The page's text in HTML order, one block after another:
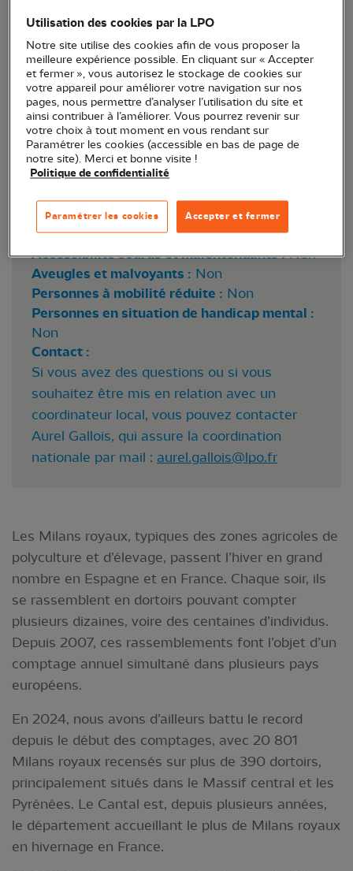
Crédit photo : Romain RIOLS
Prix :Gratuit
Accessibilité Handicapés :
Accessibilité sourds et malentendants : Non
Aveugles et malvoyants : Non
Personnes à mobilité réduite : Non
Personnes en situation de handicap mental :
Non
Contact :
Si vous avez des questions ou si vous
souhaitez être mis en relation avec un
coordinateur local, vous pouvez contacter
Aurel Gallois, qui assure la coordination
nationale par mail : aurel.gallois@lpo.fr
Les Milans royaux, typiques des zones agricoles de
polyculture et d’élevage, passent l’hiver en grand
nombre en Espagne et en France. Chaque soir, ils
se rassemblent en dortoirs pouvant compter
plusieurs dizaines, voire des centaines d’individus.
Depuis 2007, ces rassemblements font l’objet d’un
comptage annuel simultané dans plusieurs pays
européens.
En 2024, nous avons d’ailleurs battu le record
depuis le début des comptages, avec 20 801
Milans royaux recensés sur plus de 390 dortoirs,
principalement situés dans le Massif central et les
Pyrénées. Le Cantal est, depuis plusieurs années,
le département accueillant le plus de Milans royaux
en hivernage en France.
Utilisation des cookies par la LPO
Notre site utilise des cookies afin de vous proposer la
meilleure expérience possible. En cliquant sur « Accepter
et fermer », vous autorisez le stockage de cookies sur
votre appareil pour améliorer votre navigation sur nos
pages, nous permettre d’analyser l’utilisation du site et
ainsi contribuer à l’améliorer. Vous pourrez revenir sur
votre choix à tout moment en vous rendant sur
Paramétrer les cookies (accessible en bas de page de
notre site). Merci et bonne visite !
Politique de confidentialité
Accepter et fermer
Paramétrer les cookies